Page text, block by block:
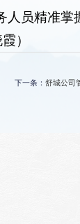
员精准
）
下一条： 舒城公司